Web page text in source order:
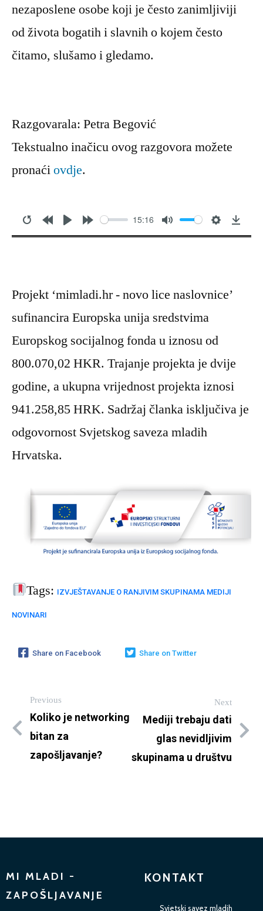
nezaposlene osobe koji je često zanimljiviji
od života bogatih i slavnih o kojem često
čitamo, slušamo i gledamo.
Razgovarala: Petra Begović
Tekstualno inačicu ovog razgovora možete
pronaćiovdje.
RestartRewind
playForward
15:16
Mute Settings
Projekt ‘mimladi.hr - novo lice naslovnice’
sufinancira Europska unija sredstvima
Europskog socijalnog fonda u iznosu od
800.070,02 HKR. Trajanje projekta je dvije
godine, a ukupna vrijednost projekta iznosi
941.258,85 HRK. Sadržaj članka isključiva je
odgovornost Svjetskog saveza mladih
Hrvatska.
Tags: IZVJEŠTAVANJE O RANJIVIM SKUPINAMA MEDIJI
NOVINARI
Share on Facebook Share on Twitter
Previous
Koliko je networking
bitan za
zapošljavanje?
Next
Mediji trebaju dati
glas nevidljivim
skupinama u društvu
MI MLADI -
ZAPOŠLJAVANJE
KONTAKT
Svjetski savez mladih